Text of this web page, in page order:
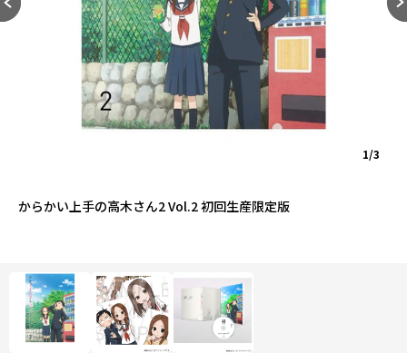
からかい上手の高木さん2 Vol.2 初回生産限定版
1/3